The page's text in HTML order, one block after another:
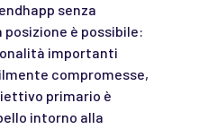
senza
è possibile:
importanti
compromesse,
primario è
intorno alla